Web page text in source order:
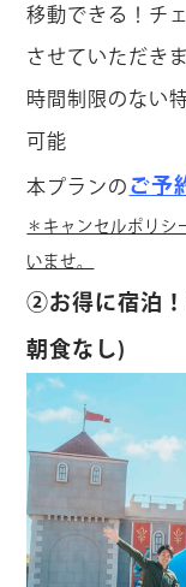
移動できる！チ
させていただきま
時間制限のない
可能
本プランの ご予
＊キャンセルポリシ
いませ。
②お得に宿泊！
朝食なし)